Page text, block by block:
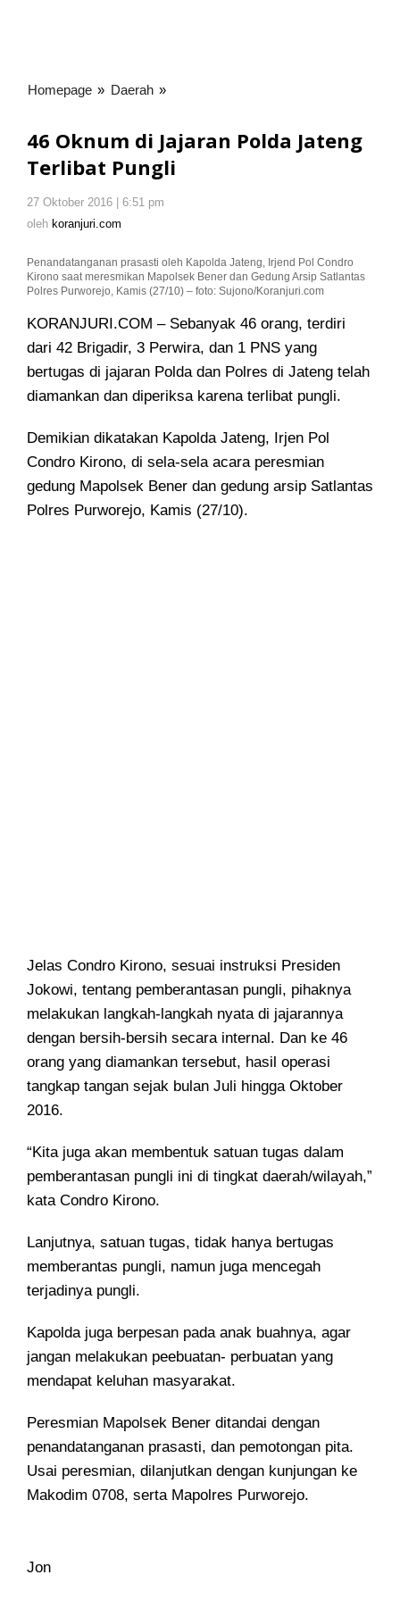
Homepage » Daerah »
Jajaran
Polda
46 Oknum di Jajaran Polda Jateng
Terlibat Pungli
27 Oktober 2016 | 6:51 pm
oleh koranjuri.com
Penandatanganan prasasti oleh Kapolda Jateng, Irjend Pol Condro
Kirono saat meresmikan Mapolsek Bener dan Gedung Arsip Satlantas
Polres Purworejo, Kamis (27/10) – foto: Sujono/Koranjuri.com
KORANJURI.COM – Sebanyak 46 orang, terdiri
dari 42 Brigadir, 3 Perwira, dan 1 PNS yang
bertugas di jajaran Polda dan Polres di Jateng telah
diamankan dan diperiksa karena terlibat pungli.
Demikian dikatakan Kapolda Jateng, Irjen Pol
Condro Kirono, di sela-sela acara peresmian
gedung Mapolsek Bener dan gedung arsip Satlantas
Polres Purworejo, Kamis (27/10).
Jelas Condro Kirono, sesuai instruksi Presiden
Jokowi, tentang pemberantasan pungli, pihaknya
melakukan langkah-langkah nyata di jajarannya
dengan bersih-bersih secara internal. Dan ke 46
orang yang diamankan tersebut, hasil operasi
tangkap tangan sejak bulan Juli hingga Oktober
2016.
“Kita juga akan membentuk satuan tugas dalam
pemberantasan pungli ini di tingkat daerah/wilayah,”
kata Condro Kirono.
Lanjutnya, satuan tugas, tidak hanya bertugas
memberantas pungli, namun juga mencegah
terjadinya pungli.
Kapolda juga berpesan pada anak buahnya, agar
jangan melakukan peebuatan- perbuatan yang
mendapat keluhan masyarakat.
Peresmian Mapolsek Bener ditandai dengan
penandatanganan prasasti, dan pemotongan pita.
Usai peresmian, dilanjutkan dengan kunjungan ke
Makodim 0708, serta Mapolres Purworejo.
Jon